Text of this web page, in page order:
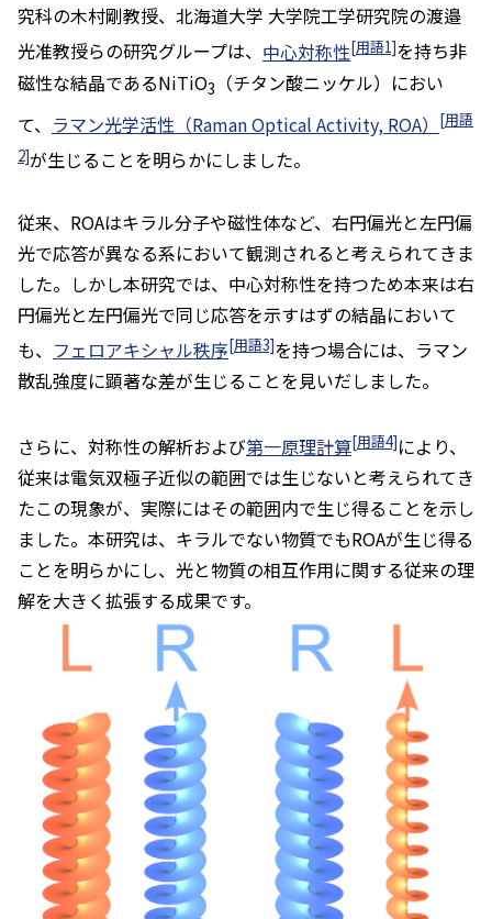
究科の木村剛教授、北海道大学 大学院工学研究院の渡邉
光准教授らの研究グループは、 中心対称性[用語1]を持ち非
磁性な結晶であるNiTiO3
（チタン酸ニッケル）におい
て、 ラマン光学活性（Raman Optical Activity, ROA）
[用語
2]が生じることを明らかにしました。
従来、ROAはキラル分子や磁性体など、右円偏光と左円偏
光で応答が異なる系において観測されると考えられてきま
した。しかし本研究では、中心対称性を持つため本来は右
円偏光と左円偏光で同じ応答を示すはずの結晶において
も、 フェロアキシャル秩序[用語3]を持つ場合には、ラマン
散乱強度に顕著な差が生じることを見いだしました。
さらに、対称性の解析および第一原理計算[用語4]により、
従来は電気双極子近似の範囲では生じないと考えられてき
たこの現象が、実際にはその範囲内で生じ得ることを示し
ました。本研究は、キラルでない物質でもROAが生じ得る
ことを明らかにし、光と物質の相互作用に関する従来の理
解を大きく拡張する成果です。